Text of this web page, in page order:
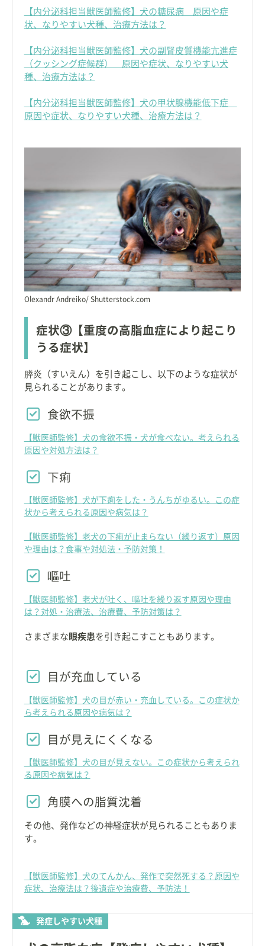
【内分泌科担当獣医師監修】犬の糖尿病 原因や症
状、なりやすい犬種、治療方法は？
【内分泌科担当獣医師監修】犬の副腎皮質機能亢進症
（クッシング症候群） 原因や症状、なりやすい犬
種、治療方法は？
【内分泌科担当獣医師監修】犬の甲状腺機能低下症
原因や症状、なりやすい犬種、治療方法は？
Olexandr Andreiko/ Shutterstock.com
症状③【重度の高脂血症により起こり
うる症状】
膵炎（すいえん）を引き起こし、以下のような症状が
見られることがあります。
食欲不振
【獣医師監修】犬の食欲不振・犬が食べない。考えられる
原因や対処方法は？
下痢
【獣医師監修】犬が下痢をした・うんちがゆるい。この症
状から考えられる原因や病気は？
【獣医師監修】老犬の下痢が止まらない（繰り返す）原因
や理由は？食事や対処法・予防対策！
嘔吐
【獣医師監修】老犬が吐く、嘔吐を繰り返す原因や理由
は？対処・治療法、治療費、予防対策は？
さまざまな 眼疾患を引き起こすこともあります。
目が充血している
【獣医師監修】犬の目が赤い・充血している。この症状か
ら考えられる原因や病気は？
目が見えにくくなる
【獣医師監修】犬の目が見えない。この症状から考えられ
る原因や病気は？
角膜への脂質沈着
その他、発作などの神経症状が見られることもありま
す。
【獣医師監修】犬のてんかん、発作で突然死する？原因や
症状、治療法は？後遺症や治療費、予防法！
発症しやすい犬種